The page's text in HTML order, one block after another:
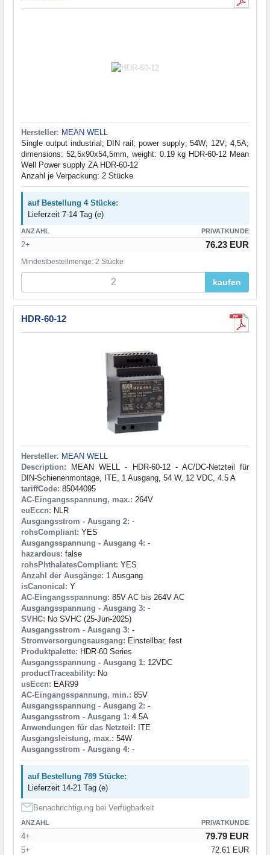
Hersteller: MEAN WELL
Single output industrial; DIN rail; power supply; 54W; 12V; 4,5A;
dimensions: 52,5x90x54,5mm, weight: 0.19 kg HDR-60-12 Mean
Well Power supply ZA HDR-60-12
Anzahl je Verpackung: 2 Stücke
auf Bestellung 4 Stücke:
Lieferzeit 7-14 Tag (e)
ANZAHL PRIVATKUNDE
2+ 76.23 EUR
Mindestbestellmenge: 2 Stücke
kaufen
HDR-60-12
Hersteller: MEAN WELL
Description: MEAN WELL - HDR-60-12 - AC/DC-Netzteil für
DIN-Schienenmontage, ITE, 1 Ausgang, 54 W, 12 VDC, 4.5 A
tariffCode: 85044095
AC-Eingangsspannung, max.: 264V
euEccn: NLR
Ausgangsstrom - Ausgang 2: -
rohsCompliant: YES
Ausgangsspannung - Ausgang 4: -
hazardous: false
rohsPhthalatesCompliant: YES
Anzahl der Ausgänge: 1 Ausgang
isCanonical: Y
AC-Eingangsspannung: 85V AC bis 264V AC
Ausgangsspannung - Ausgang 3: -
SVHC: No SVHC (25-Jun-2025)
Ausgangsstrom - Ausgang 3: -
Stromversorgungsausgang: Einstellbar, fest
Produktpalette: HDR-60 Series
Ausgangsspannung - Ausgang 1: 12VDC
productTraceability: No
usEccn: EAR99
AC-Eingangsspannung, min.: 85V
Ausgangsspannung - Ausgang 2: -
Ausgangsstrom - Ausgang 1: 4.5A
Anwendungen für das Netzteil: ITE
Ausgangsleistung, max.: 54W
Ausgangsstrom - Ausgang 4: -
auf Bestellung 789 Stücke:
Lieferzeit 14-21 Tag (e)
Benachrichtigung bei Verfügbarkeit
ANZAHL PRIVATKUNDE
4+ 79.79 EUR
5+ 72.61 EUR